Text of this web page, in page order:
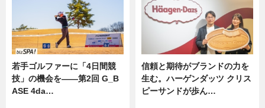
若手ゴルファーに「4日間競
技」の機会を——第2回 G_B
ASE 4da…
信頼と期待がブランドの力を
生む。ハーゲンダッツ クリス
ピーサンドが歩ん…